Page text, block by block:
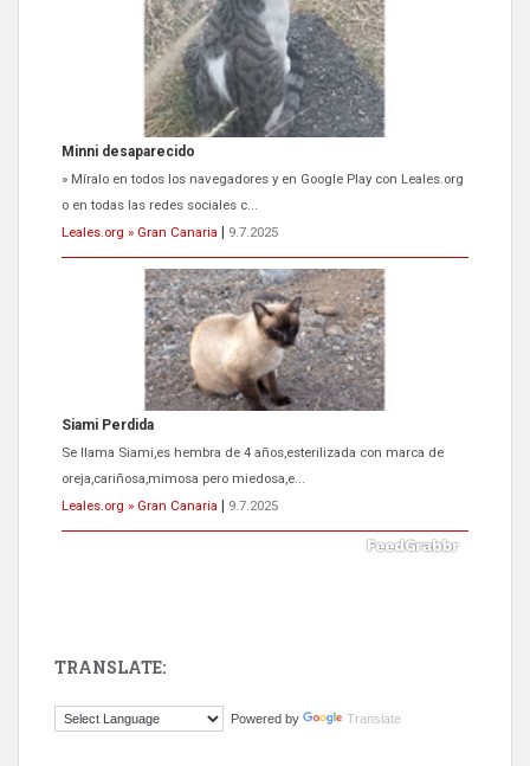
Siami Perdida
Se llama Siami,es hembra de 4 años,esterilizada con marca de
oreja,cariñosa,mimosa pero miedosa,e...
Leales.org » Gran Canaria | 9.7.2025
ADOPCIÓN URGENTE GATA TEROR GRAN CANARIA
El ayuntamiento se va a llevar a Los Gatos callejeros de la zona los
próximos días, ella incluida...
Leales.org » Gran Canaria | 9.7.2025
Este gato macho ha aparecido en la calle hace menos de un mes,
TRANSLATE:
Powered by Translate